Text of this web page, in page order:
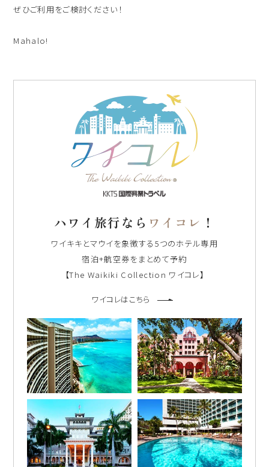
ぜひご利用をご検討ください！
Mahalo!
ハワイ旅行なら ワイコレ ！
ワイキキとマウイを象徴する5つのホテル専用
宿泊+航空券をまとめて予約
【The Waikiki Collection ワイコレ】
ワイコレはこちら